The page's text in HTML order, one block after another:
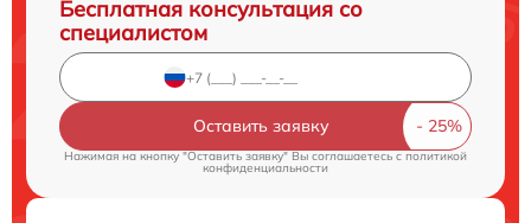
Бесплатная консультация со
специалистом
Оставить заявку
Нажимая на кнопку "Оставить заявку" Вы соглашаетесь c политикой
конфиденциальности